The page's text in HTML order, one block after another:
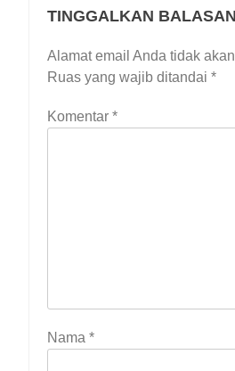
TINGGALKAN BALASAN
Alamat email Anda tidak
Ruas yang wajib ditandai *
Komentar *
Nama *